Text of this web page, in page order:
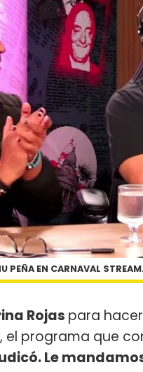
PEÑA EN CARNAVAL
Rojas para
, el programa que
Le